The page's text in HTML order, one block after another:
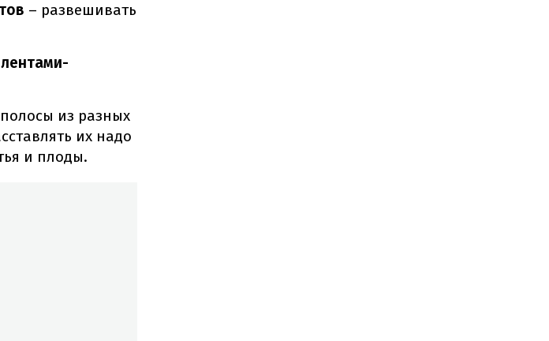
– развешивать
из разных
их надо
и плоды.